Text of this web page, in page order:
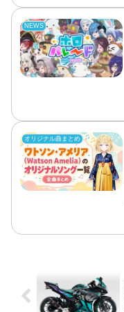
NEWS
オリジナル曲まとめ